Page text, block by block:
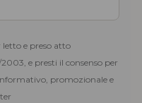
letto e preso atto
e presti il consenso per
promozionale e